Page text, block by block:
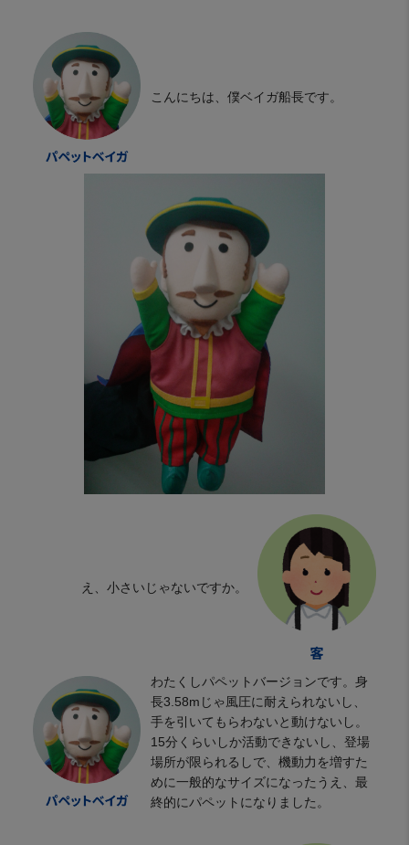
こんにちは、僕ベイガ船長です。
え、小さいじゃないですか。
わたくしパペットバージョンです。身
長3.58mじゃ風圧に耐えられないし、
手を引いてもらわないと動けないし。
15分くらいしか活動できないし、登場
場所が限られるしで、機動力を増すた
めに一般的なサイズになったうえ、最
終的にパペットになりました。